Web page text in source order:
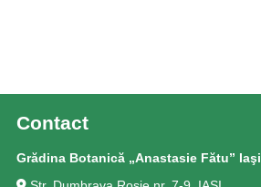
Contact
Grădina Botanică „Anastasie Fătu” Iaşi